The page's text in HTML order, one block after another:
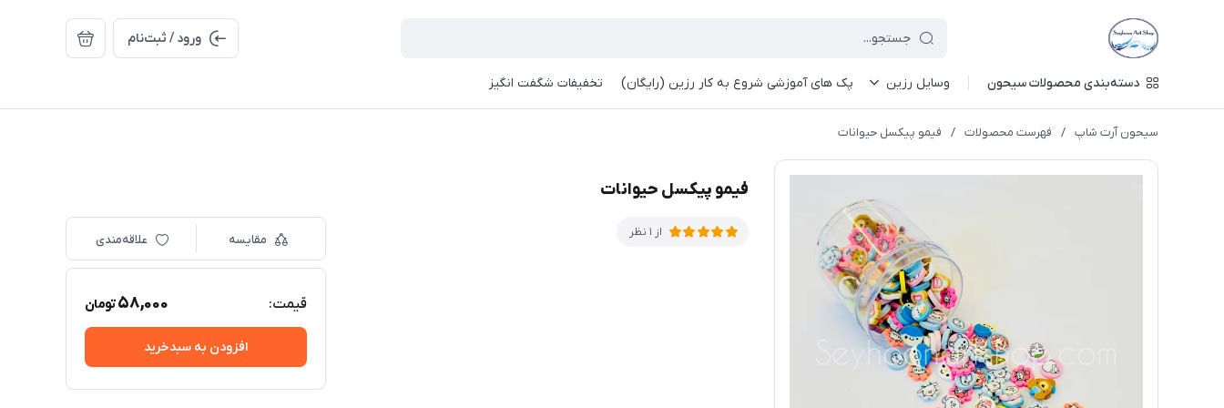
ورود / ثبت‌نام
دسته‌بندی محصولات سیحون وسایل رزین پک های آموزشی شروع به کار رزین (رایگان) تخفیفات شگفت انگیز
سیحون آرت شاپ / فهرست محصولات / فیمو پیکسل حیوانات
فیمو پیکسل حیوانات
از 1 نظر مقایسه علاقه‌مندی
قیمت: 58,000تومان
افزودن به سبدخرید